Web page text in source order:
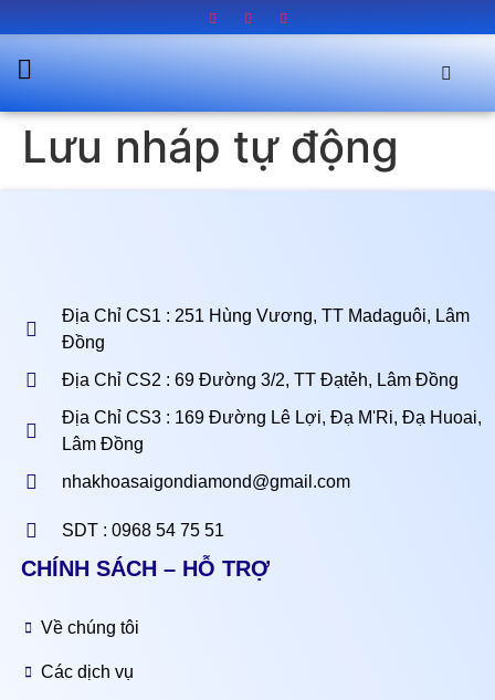
Lưu nháp tự động
Địa Chỉ CS1 : 251 Hùng Vương, TT Madaguôi, Lâm
Đồng
Địa Chỉ CS2 : 69 Đường 3/2, TT Đạtẻh, Lâm Đồng
Địa Chỉ CS3 : 169 Đường Lê Lợi, Đạ M'Ri, Đạ Huoai,
Lâm Đồng
nhakhoasaigondiamond@gmail.com
SDT : 0968 54 75 51
CHÍNH SÁCH – HỖ TRỢ
Về chúng tôi
Các dịch vụ